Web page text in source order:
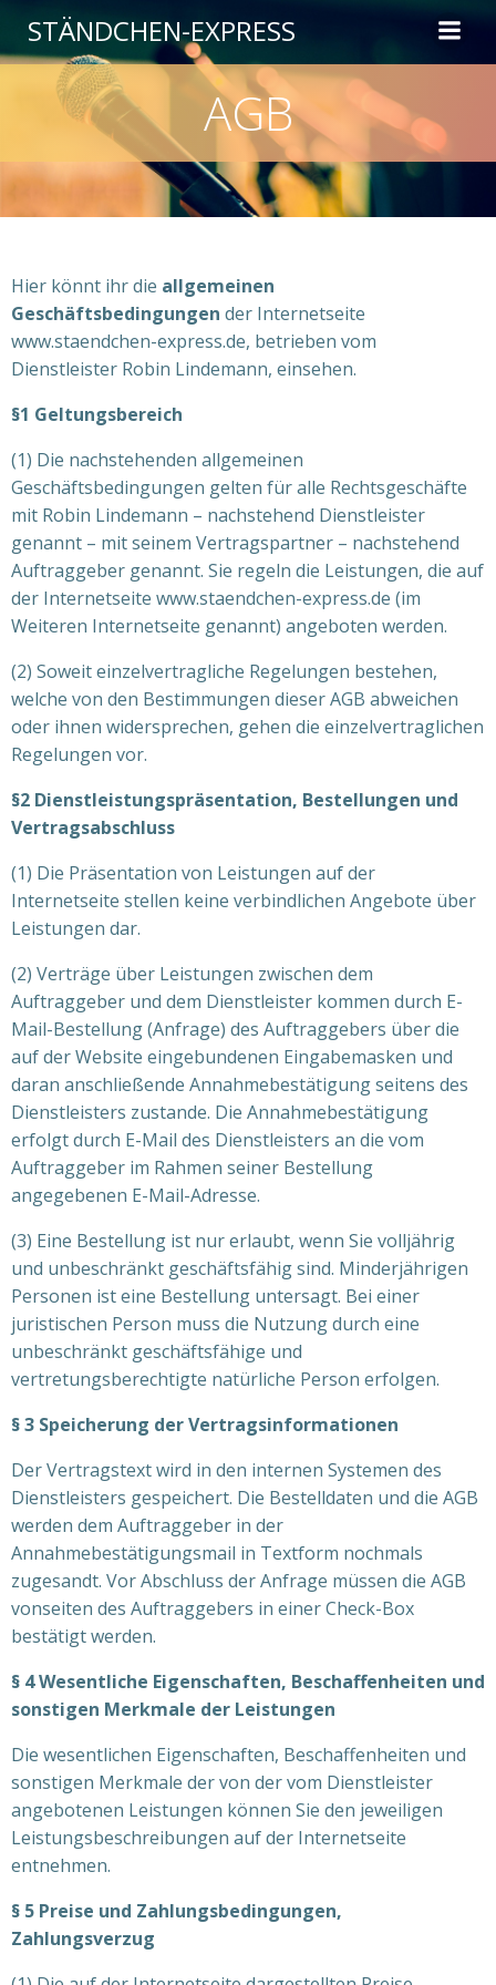
Inhalt
springen
STÄNDCHEN-EXPRESS
AGB
Hier könnt ihr die allgemeinen
Geschäftsbedingungen der Internetseite
www.staendchen-express.de, betrieben vom
Dienstleister Robin Lindemann, einsehen.
§1 Geltungsbereich
(1) Die nachstehenden allgemeinen
Geschäftsbedingungen gelten für alle Rechtsgeschäfte
mit Robin Lindemann – nachstehend Dienstleister
genannt – mit seinem Vertragspartner – nachstehend
Auftraggeber genannt. Sie regeln die Leistungen, die auf
der Internetseite www.staendchen-express.de (im
Weiteren Internetseite genannt) angeboten werden.
(2) Soweit einzelvertragliche Regelungen bestehen,
welche von den Bestimmungen dieser AGB abweichen
oder ihnen widersprechen, gehen die einzelvertraglichen
Regelungen vor.
§2 Dienstleistungspräsentation, Bestellungen und
Vertragsabschluss
(1) Die Präsentation von Leistungen auf der
Internetseite stellen keine verbindlichen Angebote über
Leistungen dar.
(2) Verträge über Leistungen zwischen dem
Auftraggeber und dem Dienstleister kommen durch E-
Mail-Bestellung (Anfrage) des Auftraggebers über die
auf der Website eingebundenen Eingabemasken und
daran anschließende Annahmebestätigung seitens des
Dienstleisters zustande. Die Annahmebestätigung
erfolgt durch E-Mail des Dienstleisters an die vom
Auftraggeber im Rahmen seiner Bestellung
angegebenen E-Mail-Adresse.
(3) Eine Bestellung ist nur erlaubt, wenn Sie volljährig
und unbeschränkt geschäftsfähig sind. Minderjährigen
Personen ist eine Bestellung untersagt. Bei einer
juristischen Person muss die Nutzung durch eine
unbeschränkt geschäftsfähige und
vertretungsberechtigte natürliche Person erfolgen.
§ 3 Speicherung der Vertragsinformationen
Der Vertragstext wird in den internen Systemen des
Dienstleisters gespeichert. Die Bestelldaten und die AGB
werden dem Auftraggeber in der
Annahmebestätigungsmail in Textform nochmals
zugesandt. Vor Abschluss der Anfrage müssen die AGB
vonseiten des Auftraggebers in einer Check-Box
bestätigt werden.
§ 4 Wesentliche Eigenschaften, Beschaffenheiten und
sonstigen Merkmale der Leistungen
Die wesentlichen Eigenschaften, Beschaffenheiten und
sonstigen Merkmale der von der vom Dienstleister
angebotenen Leistungen können Sie den jeweiligen
Leistungsbeschreibungen auf der Internetseite
entnehmen.
§ 5 Preise und Zahlungsbedingungen,
Zahlungsverzug